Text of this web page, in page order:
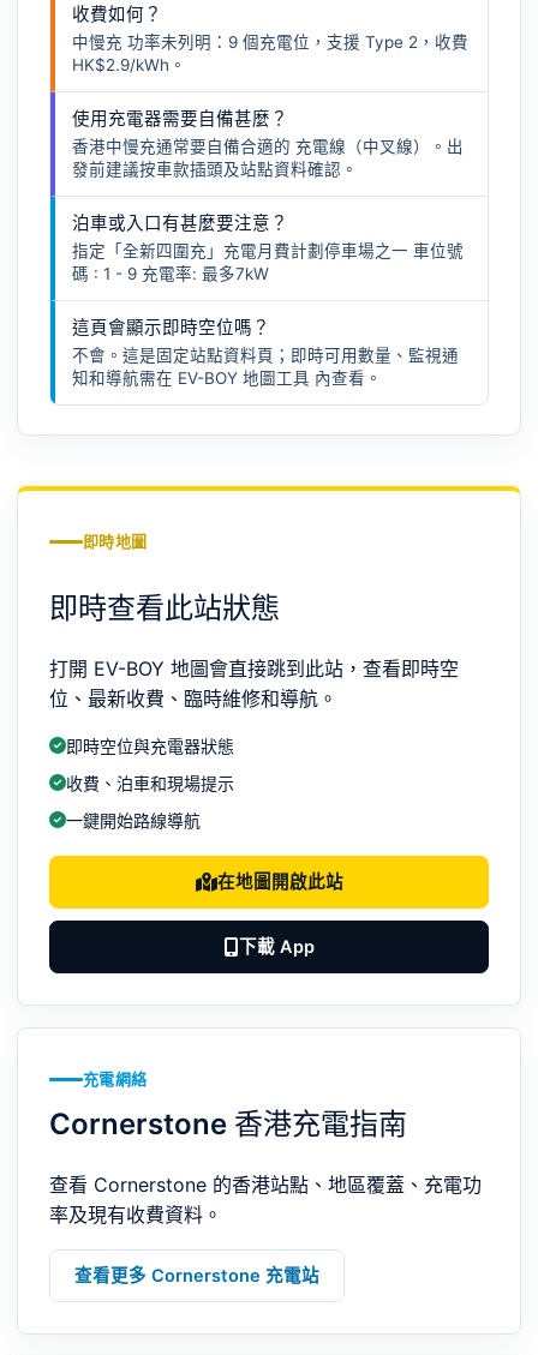
收費如何？
中慢充 功率未列明：9 個充電位，支援 Type 2，收費
HK$2.9/kWh。
使用充電器需要自備甚麼？
香港中慢充通常要自備合適的 充電線（中叉線）
。出
發前建議按車款插頭及站點資料確認。
泊車或入口有甚麼要注意？
指定「全新四圍充」充電月費計劃停車場之一 車位號
碼 : 1 - 9 充電率: 最多7kW
這頁會顯示即時空位嗎？
不會。這是固定站點資料頁；即時可用數量、監視通
知和導航需在 EV-BOY 地圖工具 內查看。
即時地圖
即時查看此站狀態
打開 EV-BOY 地圖會直接跳到此站，查看即時空
位、最新收費、臨時維修和導航。
即時空位與充電器狀態
收費、泊車和現場提示
一鍵開始路線導航
在地圖開啟此站
下載 App
充電網絡
Cornerstone 香港充電指南
查看 Cornerstone 的香港站點、地區覆蓋、充電功
率及現有收費資料。
查看更多 Cornerstone 充電站